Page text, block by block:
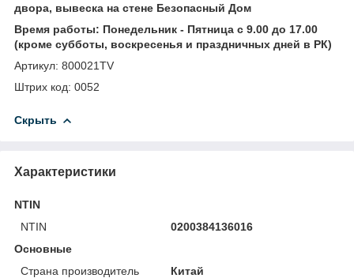
двора, вывеска на стене Безопасный Дом
Время работы: Понедельник - Пятница с 9.00 до 17.00
(кроме субботы, воскресенья и праздничных дней в РК)
Артикул: 800021TV
Штрих код: 0052
Скрыть
Характеристики
NTIN
NTIN
0200384136016
Основные
Страна производитель
Китай